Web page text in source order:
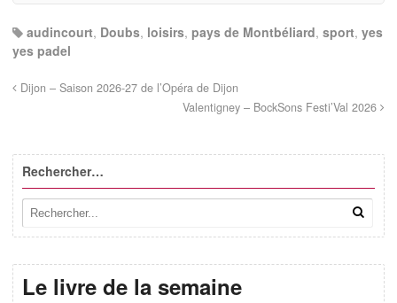
audincourt, Doubs, loisirs, pays de Montbéliard, sport, yes
yes padel
Dijon – Saison 2026-27 de l’Opéra de Dijon
Valentigney – BockSons Festi’Val 2026
Rechercher…
Le livre de la semaine